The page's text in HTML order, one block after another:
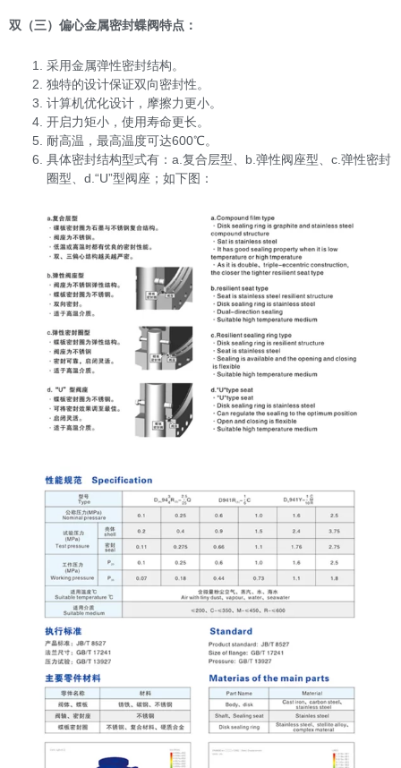
双（三）偏心金属密封蝶阀特点：
采用金属弹性密封结构。
独特的设计保证双向密封性。
计算机优化设计，摩擦力更小。
开启力矩小，使用寿命更长。
耐高温，最高温度可达600℃。
具体密封结构型式有：a.复合层型、b.弹性阀座型、c.弹性密封
圈型、d.“U”型阀座；如下图：